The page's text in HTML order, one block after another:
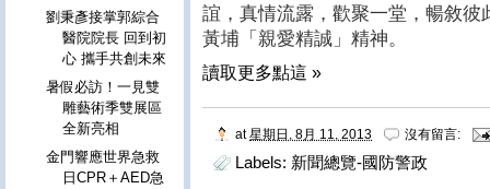
誼，真情流露，歡聚一堂，暢敘
黃埔「親愛精誠」精神。
讀取更多點這 »
at星期日, 8月 11, 2013 沒有留言:
Labels: 新聞總覽-國防警政
劉秉彥接掌郭綜合
醫院院長 回到初
心 攜手共創未來
暑假必訪！一見雙
雕藝術季雙展區
全新亮相
金門響應世界急救
日CPR＋AED急